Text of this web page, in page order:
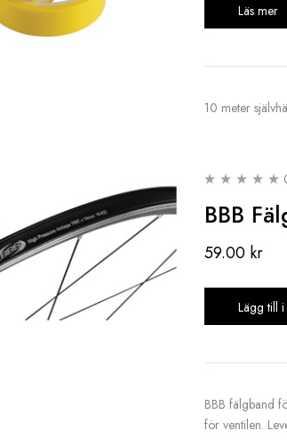
Läs mer
10 meter
BBB
59.00 kr
Lägg till
BBB fälgband
för ventilen.